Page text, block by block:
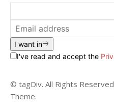
I want in
I've read and accept the
© tagDiv. All Rights
Theme.